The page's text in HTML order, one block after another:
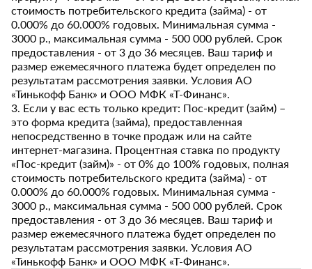
стоимость потребительского кредита (займа) - от
0.000% до 60.000% годовых. Минимальная сумма -
3000 р., максимальная сумма - 500 000 рублей. Срок
предоставления - от 3 до 36 месяцев. Ваш тариф и
размер ежемесячного платежа будет определен по
результатам рассмотрения заявки. Условия АО
«Тинькофф Банк» и ООО МФК «Т-Финанс».
3. Если у вас есть только кредит: Пос-кредит (займ) –
это форма кредита (займа), предоставленная
непосредственно в точке продаж или на сайте
интернет-магазина. Процентная ставка по продукту
«Пос-кредит (займ)» - от 0% до 100% годовых, полная
стоимость потребительского кредита (займа) - от
0.000% до 60.000% годовых. Минимальная сумма -
3000 р., максимальная сумма - 500 000 рублей. Срок
предоставления - от 3 до 36 месяцев. Ваш тариф и
размер ежемесячного платежа будет определен по
результатам рассмотрения заявки. Условия АО
«Тинькофф Банк» и ООО МФК «Т-Финанс».